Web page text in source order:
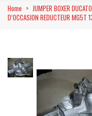
Home > JUMPER BOXER DUCATO
D’OCCASION REDUCTEUR MG5T